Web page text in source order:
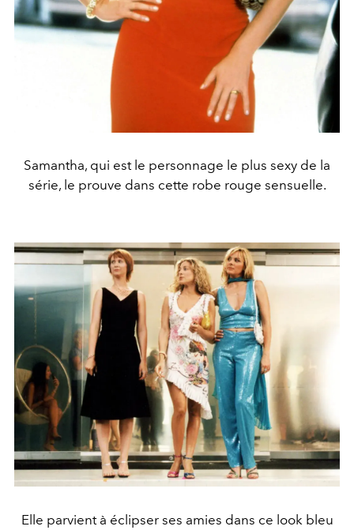
Samantha, qui est le personnage le plus sexy de la
série, le prouve dans cette robe rouge sensuelle.
Elle parvient à éclipser ses amies dans ce look bleu